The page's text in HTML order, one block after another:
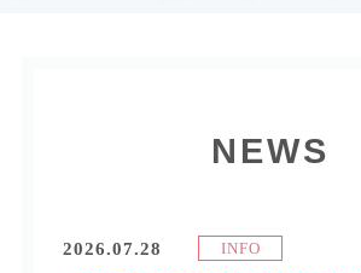
NEWS
2026.07.28 INFO